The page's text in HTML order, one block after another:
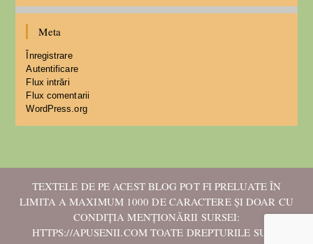
Meta
Înregistrare
Autentificare
Flux intrări
Flux comentarii
WordPress.org
TEXTELE DE PE ACEST BLOG POT FI PRELUATE ÎN
LIMITA A MAXIMUM 1000 DE CARACTERE ȘI DOAR CU
CONDIȚIA MENȚIONĂRII SURSEI:
HTTPS://APUSENII.COM TOATE DREPTURILE SUNT